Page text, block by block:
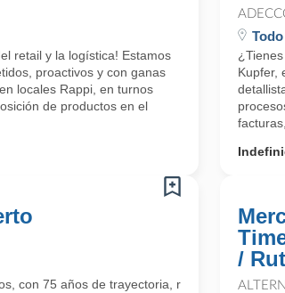
retail y la logística! Estamos
proactivos y con ganas
locales Rappi, en turnos
de productos en el
Kupfer,
con 75 años de trayectoria, requiere incorporar
/